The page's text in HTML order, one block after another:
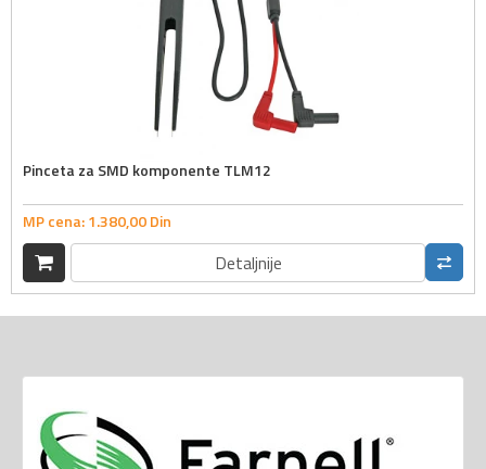
Pinceta za SMD komponente TLM12
MP cena:1.380,00Din
Detaljnije